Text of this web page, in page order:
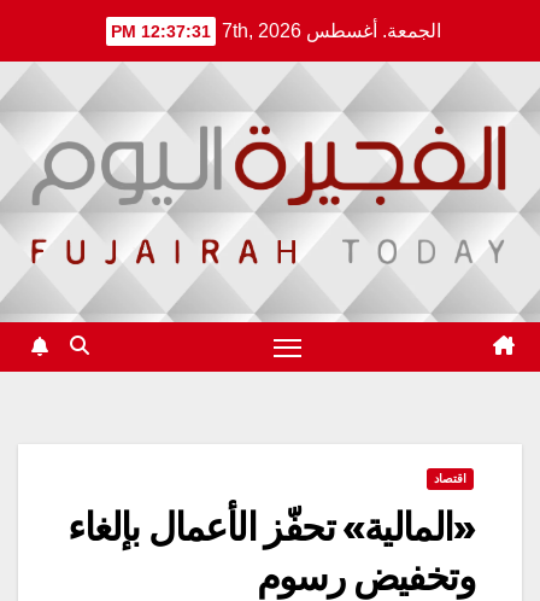
content
الجمعة. أغسطس 7th, 2026 12:37:32 PM
اقتصاد
«المالية» تحفّز الأعمال بإلغاء
وتخفيض رسوم